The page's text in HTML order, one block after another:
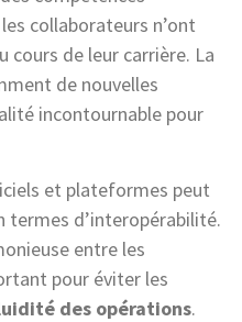
collaborateurs n’ont
cours de leur carrière. La
de nouvelles
incontournable pour
et plateformes peut
termes d’interopérabilité.
entre les
pour éviter les
des opérations.